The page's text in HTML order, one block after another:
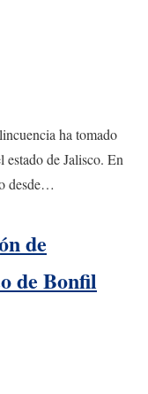
ha tomado
de Jalisco. En
desde…
de
de Bonfil